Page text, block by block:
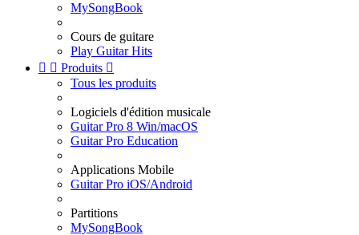
MySongBook
Cours de guitare
Play Guitar Hits
  Produits 
Tous les produits
Logiciels d'édition musicale
Guitar Pro 8 Win/macOS
Guitar Pro Education
Applications Mobile
Guitar Pro iOS/Android
Partitions
MySongBook